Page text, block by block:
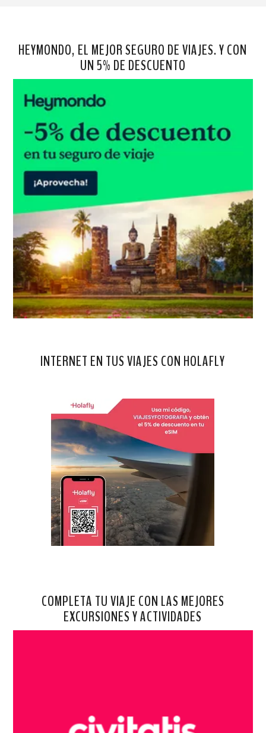
HEYMONDO, EL MEJOR SEGURO DE VIAJES. Y CON
UN 5% DE DESCUENTO
INTERNET EN TUS VIAJES CON HOLAFLY
COMPLETA TU VIAJE CON LAS MEJORES
EXCURSIONES Y ACTIVIDADES